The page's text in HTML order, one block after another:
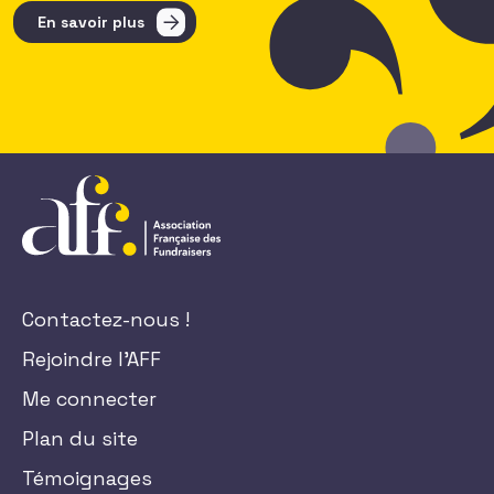
En savoir plus
Contactez-nous !
Rejoindre l'AFF
Me connecter
Plan du site
Témoignages